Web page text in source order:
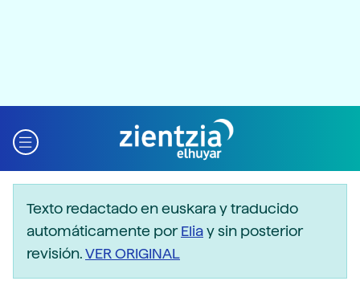
Texto redactado en euskara y traducido
automáticamente porEliay sin posterior
revisión.VER ORIGINAL